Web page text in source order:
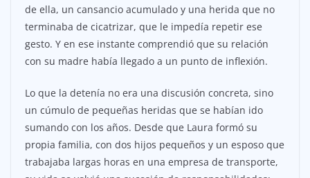
de ella, un cansancio acumulado y una herida que no
terminaba de cicatrizar, que le impedía repetir ese
gesto. Y en ese instante comprendió que su relación
con su madre había llegado a un punto de inflexión.
Lo que la detenía no era una discusión concreta, sino
un cúmulo de pequeñas heridas que se habían ido
sumando con los años. Desde que Laura formó su
propia familia, con dos hijos pequeños y un esposo que
trabajaba largas horas en una empresa de transporte,